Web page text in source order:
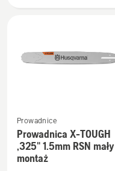
mały
montaż
Zobacz
więcej
szczegółów
Prowadnice
Prowadnica X-TOUGH
,325" 1.5mm RSN mały
montaż